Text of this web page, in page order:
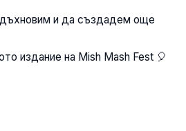
и да създадем още
издание на Mish Mash Fest 🎈